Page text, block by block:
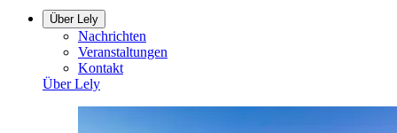
Über Lely
Nachrichten
Veranstaltungen
Kontakt
Über Lely